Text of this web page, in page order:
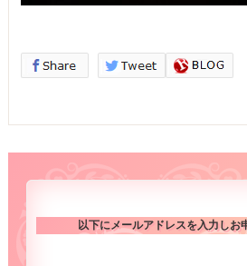
以下にメールアドレスを入力しお